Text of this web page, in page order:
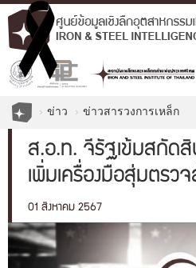
ข่าว ข่าวสารวงการเหล็ก
ส.อ.ท. จี้รัฐเข้มสกัดสิ
เพิ่มเครื่องมือสุ่มตรวจ
01 สิงหาคม 2567